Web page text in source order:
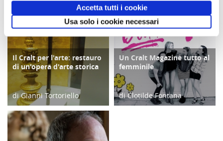
Accetta tutti i cookie
Usa solo i cookie necessari
FOCUS
Il Cralt per l'arte: restauro
di un'opera d'arte storica
di Gianni Tortoriello
24/02/24
COPERTINA
Un Cralt Magazine tutto al
femminile
di Clotilde Fontana